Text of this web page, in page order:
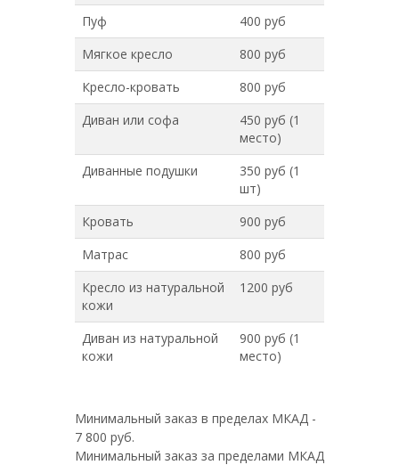
Пуф
400 руб
Мягкое кресло
800 руб
Кресло-кровать
800 руб
Диван или софа
450 руб (1
место)
Диванные подушки
350 руб (1
шт)
Кровать
900 руб
Матрас
800 руб
Кресло из натуральной
кожи
1200 руб
Диван из натуральной
кожи
900 руб (1
место)
Минимальный заказ в пределах МКАД -
7 800 руб.
Минимальный заказ за пределами МКАД